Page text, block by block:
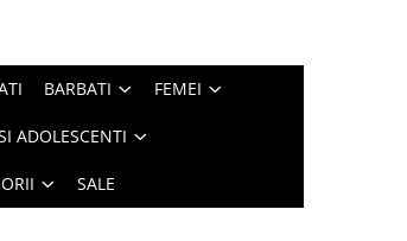
BARBATI FEMEI
ADOLESCENTI
SALE